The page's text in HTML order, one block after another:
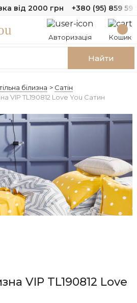
від 2000 грн +380 (95) 859 59
Авторизація Кошик
Найти
білизна
Сатін
VIP TL190812 Love You Сатин
VIP TL190812 Love